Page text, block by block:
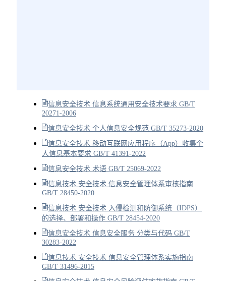
信息安全技术 信息系统通用安全技术要求 GB/T
20271-2006
信息安全技术 个人信息安全规范 GB/T 35273-2020
信息安全技术 移动互联网应用程序（App）收集个
人信息基本要求 GB/T 41391-2022
信息安全技术 术语 GB/T 25069-2022
信息技术 安全技术 信息安全管理体系审核指南
GB/T 28450-2020
信息技术 安全技术 入侵检测和防御系统（IDPS）
的选择、部署和操作 GB/T 28454-2020
信息安全技术 信息安全服务 分类与代码 GB/T
30283-2022
信息技术 安全技术 信息安全管理体系实施指南
GB/T 31496-2015